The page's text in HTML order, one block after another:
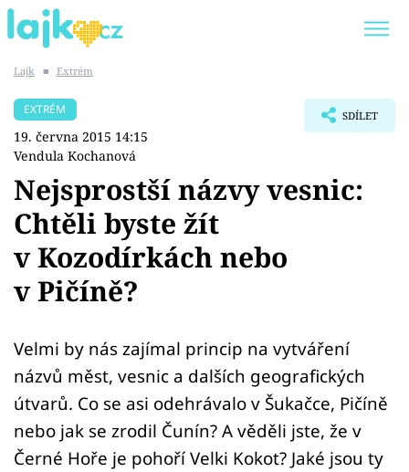
SHOPAHOLICADEL
Témata
Showbyznys
Virály
Sex a vztahy
Videa
Lajk ■ Extrém
EXTRÉM
19. června 2015 14:15
Vendula Kochanová
SDÍLET
Nejsprostší názvy vesnic:
Chtěli byste žít
v Kozodírkách nebo
v Pičíně?
Velmi by nás zajímal princip na vytváření
názvů měst, vesnic a dalších geografických
útvarů. Co se asi odehrávalo v Šukačce, Pičíně
nebo jak se zrodil Čunín? A věděli jste, že v
Černé Hoře je pohoří Velki Kokot? Jaké jsou ty